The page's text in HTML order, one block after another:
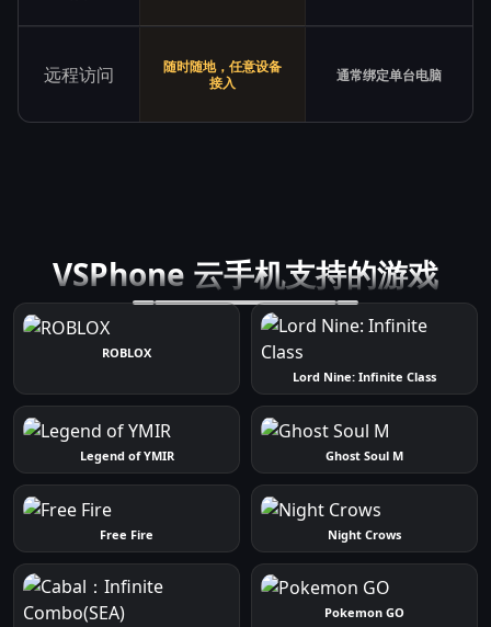
远程访问
随时随地，任意设备
接入
通常绑定单台电脑
VSPhone 云手机支持的游戏
ROBLOX
Lord Nine: Infinite Class
Legend of YMIR Ghost Soul M
Free Fire Night Crows
Pokemon GO